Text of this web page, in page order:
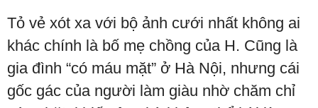
Tỏ vẻ xót xa với bộ ảnh cưới nhất không ai
khác chính là bố mẹ chồng của H. Cũng là
gia đình “có máu mặt” ở Hà Nội, nhưng cái
gốc gác của người làm giàu nhờ chăm chỉ